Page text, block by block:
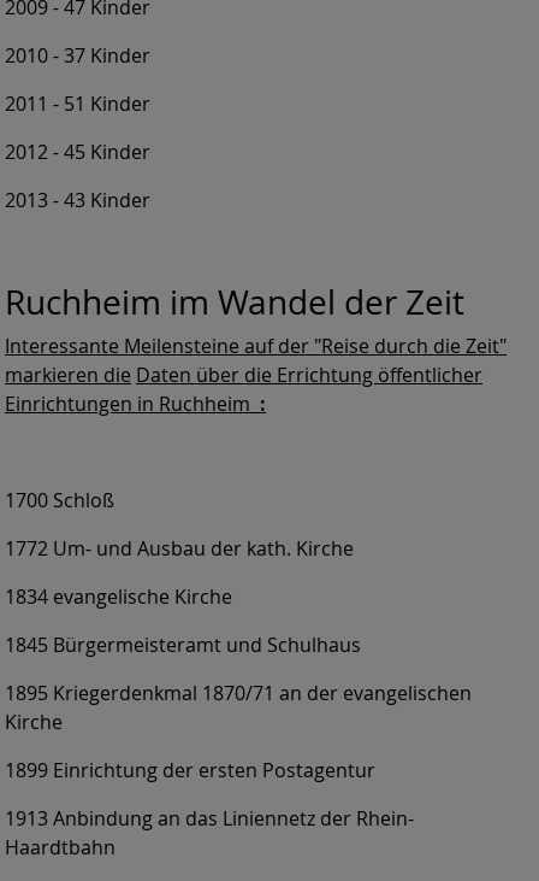
2009 - 47 Kinder
2010 - 37 Kinder
2011 - 51 Kinder
2012 - 45 Kinder
2013 - 43 Kinder
Ruchheim im Wandel der Zeit
Interessante Meilensteine auf der "Reise durch die Zeit"
markieren die Daten über die Errichtung öffentlicher
Einrichtungen in Ruchheim :
1700 Schloß
1772 Um- und Ausbau der kath. Kirche
1834 evangelische Kirche
1845 Bürgermeisteramt und Schulhaus
1895 Kriegerdenkmal 1870/71 an der evangelischen
Kirche
1899 Einrichtung der ersten Postagentur
1913 Anbindung an das Liniennetz der Rhein-
Haardtbahn